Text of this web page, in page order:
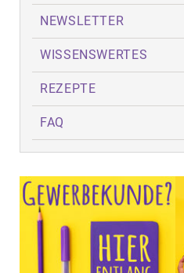
NEWSLETTER
WISSENSWERTES
REZEPTE
FAQ